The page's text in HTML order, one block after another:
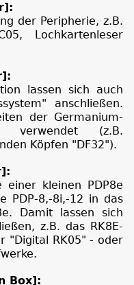
der Peripherie, z.B.
Lochkartenleser
lassen sich auch
anschließen.
der Germanium-
verwendet (z.B.
Köpfen "DF32").
einer kleinen PDP8e
PDP-8,-8i,-12 in das
Damit lassen sich
z.B. das RK8E-
"Digital RK05" - oder
Box]: